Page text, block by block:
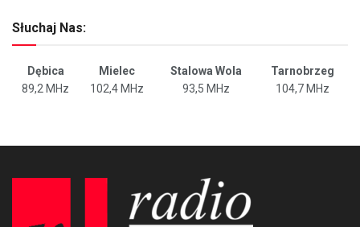
Słuchaj Nas:
Dębica Mielec Stalowa Wola
Tarnobrzeg
89,2 MHz
102,4 MHz 93,5 MHz 104,7 MHz